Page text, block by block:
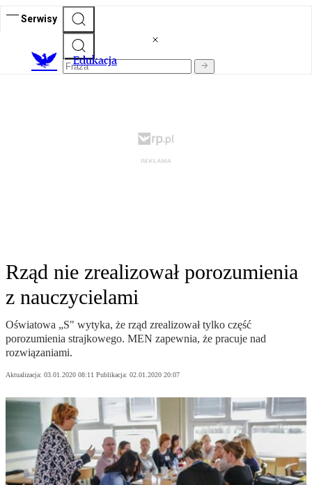
Serwisy
Edukacja
Rząd nie zrealizował porozumienia
z nauczycielami
Oświatowa „S" wytyka, że rząd zrealizował tylko część
porozumienia strajkowego. MEN zapewnia, że pracuje nad
rozwiązaniami.
Aktualizacja: 03.01.2020 08:11 Publikacja: 02.01.2020 20:07